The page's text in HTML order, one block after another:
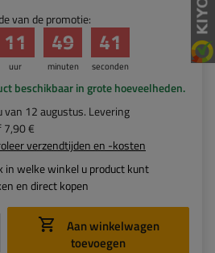
van de promotie:
uur
11
minuten
49
seconden
40
beschikbaar in grote hoeveelheden
van 12 augustus. Levering
7,90 €
verzendtijden en -kosten
in welke winkel u product kunt
en direct kopen
toevoegen